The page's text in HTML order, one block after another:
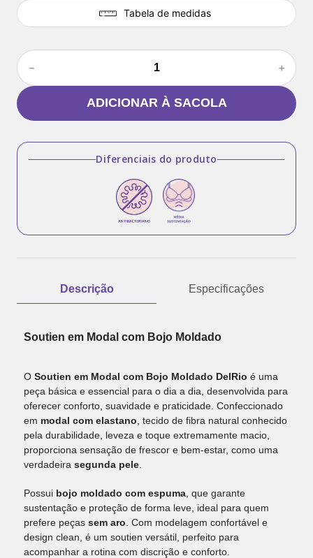
Tabela de medidas
＋
－
ADICIONAR À SACOLA
Diferenciais do produto
Descrição Especificações
Soutien em Modal com Bojo Moldado
O Soutien em Modal com Bojo Moldado DelRio é uma
peça básica e essencial para o dia a dia, desenvolvida para
oferecer conforto, suavidade e praticidade. Confeccionado
em modal com elastano , tecido de fibra natural conhecido
pela durabilidade, leveza e toque extremamente macio,
proporciona sensação de frescor e bem-estar, como uma
verdadeira segunda pele
Possui bojo moldado com espuma , que garante
sustentação e proteção de forma leve, ideal para quem
prefere peças sem aro . Com modelagem confortável e
design clean, é um soutien versátil, perfeito para
acompanhar a rotina com discrição e conforto.